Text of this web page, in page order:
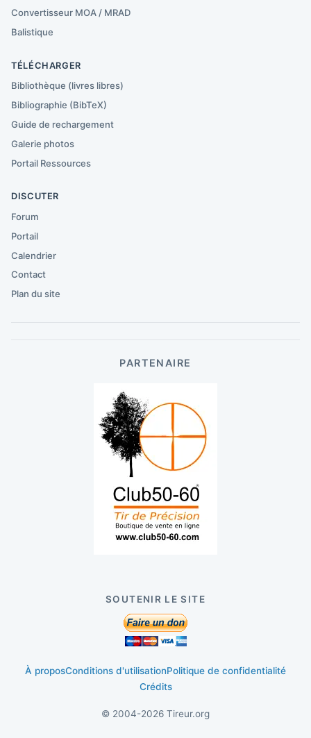
Convertisseur MOA / MRAD
Balistique
TÉLÉCHARGER
Bibliothèque (livres libres)
Bibliographie (BibTeX)
Guide de rechargement
Galerie photos
Portail Ressources
DISCUTER
Forum
Portail
Calendrier
Contact
Plan du site
PARTENAIRE
SOUTENIR LE SITE
À proposConditions d'utilisationPolitique de confidentialité
Crédits
© 2004-2026 Tireur.org